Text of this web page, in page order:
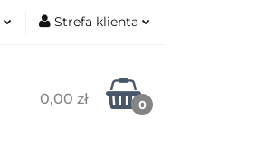
Strefa klienta
Zarejestruj się
0,00 zł 0